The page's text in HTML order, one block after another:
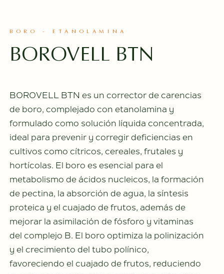
BORO - ETANOLAMINA
BOROVELL BTN
BOROVELL BTN es un corrector de carencias
de boro, complejado con etanolamina y
formulado como solución líquida concentrada,
ideal para prevenir y corregir deficiencias en
cultivos como cítricos, cereales, frutales y
hortícolas. El boro es esencial para el
metabolismo de ácidos nucleicos, la formación
de pectina, la absorción de agua, la síntesis
proteica y el cuajado de frutos, además de
mejorar la asimilación de fósforo y vitaminas
del complejo B. El boro optimiza la polinización
y el crecimiento del tubo polínico,
favoreciendo el cuajado de frutos, reduciendo